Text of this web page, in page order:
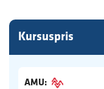
Kursuspris
AMU: